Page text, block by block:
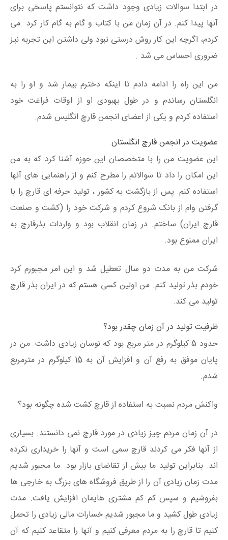
در ابتدا سوالات زیادی وجود داشت که نتوانستم پاسخی برای
آنها پیدا کنم. در آن زمان من با کتاب و گام به گام کار کرد می
کردم، اگرچه این کار روش درستی نبود ولی داشتن این تجربه نیز
ضروری احساس می شد .
من این راه را ادامه دادم تا اینکه دخترم بیمار شد و او را به
انگلستان رساندم و در طول بهبودی او از اوقات فراغت خود
استفاده کردم و یکی از اعضای انجمن قارچ انگلیس شدم.
عضویت در انجمن قارچ انگلستان
این عضویت من را با متخصصان این حوزه آشنا کرد که به من
این امکان را داد تا سوالاتم را مطرح کنم و از راهنمایی های آنها
استفاده کنم. پس از بازگشت به کشور ، تولید حرفه ای قارچ را با
گرفتن وام از بانک شروع کردم و شرکت خود را (کشت و صنعت
قارچ ایران) ساختم. در زمان انقلاب بود و واردات بذرقارچ به
ایران ممنوع بود.
شرکت من به مدت دو سال تعطیل شد و این امر مجبورم کرد
خودم بذر تولید کنم. من اولین کسی هستم که در ایران بذر قارچ
تولید می کند.
ظرفیت تولید در آن زمان چقدر بود؟
حدود 5 کیلوگرم در متر مربع بود که نوسان زیادی داشت. من در
پایان موفق به رفع آن و افزایش آن به 15 کیلوگرم در مترمربع
شدم.
واکنش مردم نسبت به استفاده از قارچ کشت شده چگونه بود؟
در آن زمان مردم چیز زیادی در مورد قارچ نمی دانستند. بسیاری
از آنها فکر می کردند قارچ سمی است و آنها را خریداری نکرده
اند. بنابراین تولید ما بیش از تقاضای بازار بود. ما مجبور شدیم
مدت زمان زیادی آن را از طریق فروشگاه های بزرگ به خارجی ها
بفروشیم و سپس کم کم مشتری هایمان افزایش یافت. مدت
زیادی طول کشید و ما مجبور شدیم خسارات مالی زیادی را تحمل
کنیم تا قارچ را به مردم معرفی کنیم و آنها را متقاعد کنیم که آن